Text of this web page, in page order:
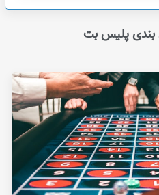
بندی پلیس بت